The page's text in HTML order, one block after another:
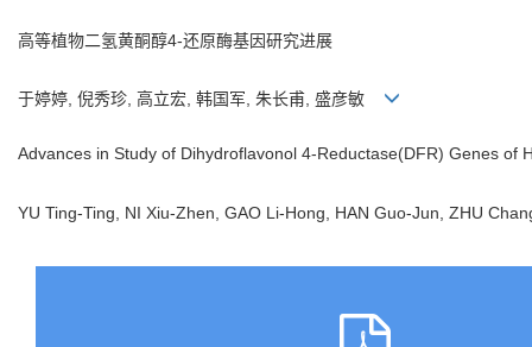
高等植物二氢黄酮醇4-还原酶基因研究进展
于婷婷, 倪秀珍, 高立宏, 韩国军, 朱长甫, 盛彦敏
Advances in Study of Dihydroflavonol 4-Reductase(DFR) Genes of
YU Ting-Ting, NI Xiu-Zhen, GAO Li-Hong, HAN Guo-Jun, ZHU